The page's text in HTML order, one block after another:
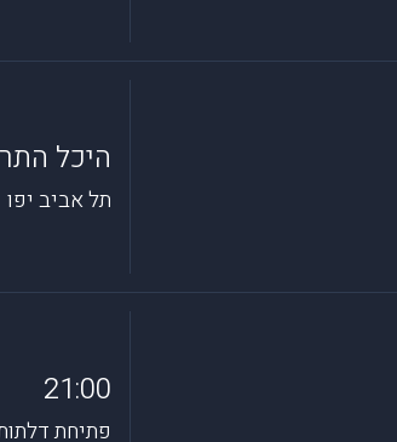
היכל
תל אביב יפו
21:00
פתיחת דלתות: